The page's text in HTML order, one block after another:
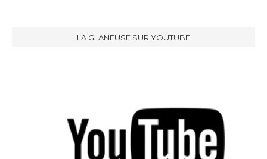
LA GLANEUSE SUR YOUTUBE